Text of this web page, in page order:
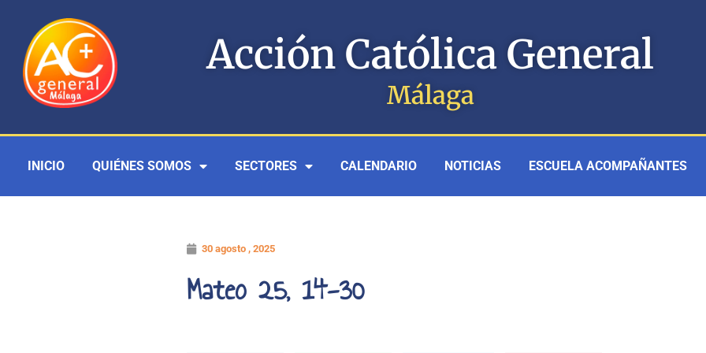
contenido
Acción Católica General
Málaga
INICIO QUIÉNES SOMOS SECTORES CALENDARIO NOTICIAS ESCUELA ACOMPAÑANTES
30 agosto , 2025
Mateo 25, 14-30